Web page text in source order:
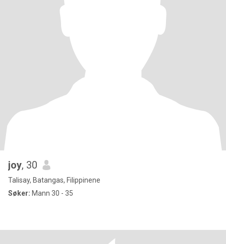
joy, 30
Talisay, Batangas, Filippinene
Søker: Mann 30 - 35